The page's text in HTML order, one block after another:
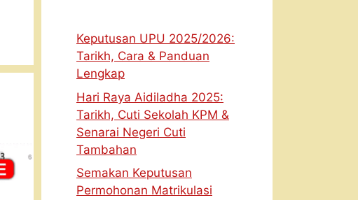
Keputusan UPU 2025/2026:
Tarikh, Cara & Panduan
Lengkap
Hari Raya Aidiladha 2025:
Tarikh, Cuti Sekolah KPM &
Senarai Negeri Cuti
Tambahan
Semakan Keputusan
Permohonan Matrikulasi